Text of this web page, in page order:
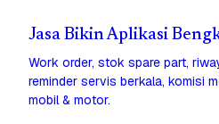
Jasa Bikin Aplikasi
Work order, stok spare part,
reminder servis berkala, komisi
mobil & motor.